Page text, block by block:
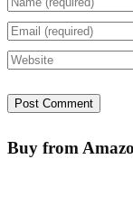
Buy from